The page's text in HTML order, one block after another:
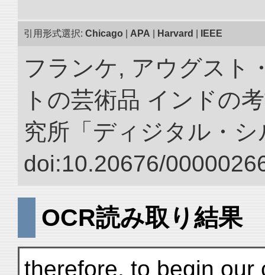
引用形式選択: Chicago APA Harvard IEEE
フランケ, アウグスト
トの芸術品 インドの
究所「ディジタル・
doi:10.20676/
OCR読み取り結果
therefore, to begin our